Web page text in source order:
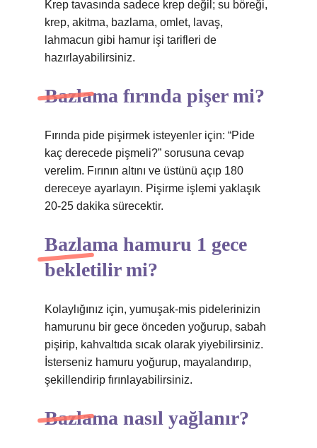
Krep tavasında sadece krep değil; su böreği,
krep, akitma, bazlama, omlet, lavaş,
lahmacun gibi hamur işi tarifleri de
hazırlayabilirsiniz.
Bazlama fırında pişer mi?
Fırında pide pişirmek isteyenler için: “Pide
kaç derecede pişmeli?” sorusuna cevap
verelim. Fırının altını ve üstünü açıp 180
dereceye ayarlayın. Pişirme işlemi yaklaşık
20-25 dakika sürecektir.
Bazlama hamuru 1 gece
bekletilir mi?
Kolaylığınız için, yumuşak-mis pidelerinizin
hamurunu bir gece önceden yoğurup, sabah
pişirip, kahvaltıda sıcak olarak yiyebilirsiniz.
İsterseniz hamuru yoğurup, mayalandırıp,
şekillendirip fırınlayabilirsiniz.
Bazlama nasıl yağlanır?